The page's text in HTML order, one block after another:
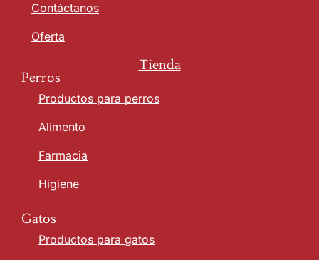
Contáctanos
Oferta
Tienda
Perros
Productos para perros
Alimento
Farmacia
Higiene
Gatos
Productos para gatos